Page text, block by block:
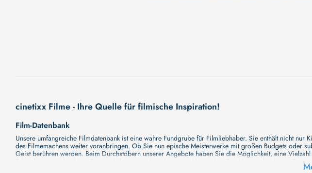
cinetixx Filme - Ihre Quelle für filmische Inspiration!
Film-Datenbank
Unsere umfangreiche Filmdatenbank ist eine wahre Fundgrube für Filmliebhaber. Sie enthält nicht
des Filmemachens weiter voranbringen. Ob Sie nun epische Meisterwerke mit großen Budgets oder
Geist berühren werden. Beim Durchstöbern unserer Angebote haben Sie die Möglichkeit, eine
Erkundung verschiedener Regiestile kommt nicht zu kurz, von klassischen Erzählungen bis hin zu
Hollywood-Hits findet. Natürlich gibt es auch diese, aber darüber hinaus bemühen wir uns,